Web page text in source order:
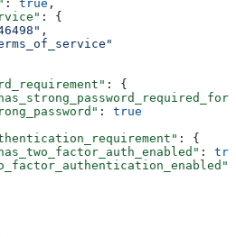
: true ,
: {
,
: {
: true
: {
: